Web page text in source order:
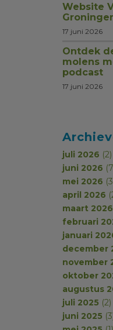
Website
17 juni 2026
Ontdek
molens
podcast
17 juni 2026
juli 2026 (2)
juni 2026
mei 2026
april 2026
maart 2026
februari
januari
december
november
oktober
augustus
juli 2025 (2)
juni 2025